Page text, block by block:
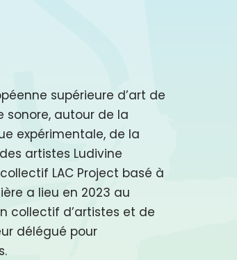
supérieure d’art de
sonore, autour de la
expérimentale, de la
artistes Ludivine
LAC Project basé à
a lieu en 2023 au
collectif d’artistes et de
délégué pour